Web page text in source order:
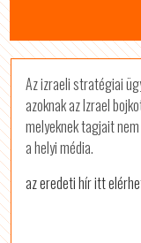
Az izraeli stratégiai
azoknak az Izrael
melyeknek tagjait
a helyi média.
az eredeti hír itt